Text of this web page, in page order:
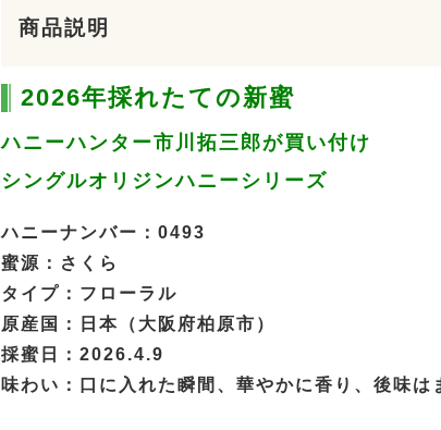
商品説明
2026年採れたての新蜜
ハニーハンター市川拓三郎が買い付け
シングルオリジンハニーシリーズ
ハニーナンバー：0493
蜜源：さくら
タイプ：フローラル
原産国：日本（大阪府柏原市）
採蜜日：2026.4.9
味わい：口に入れた瞬間、華やかに香り、後味は